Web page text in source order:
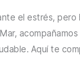
el estrés,
Aquí te